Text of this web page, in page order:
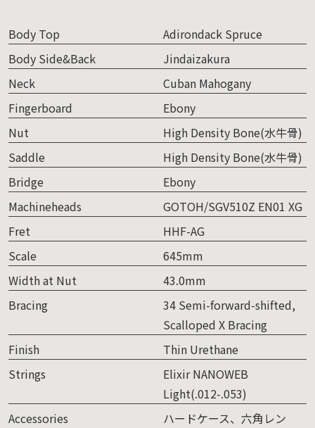
Body Top
Adirondack Spruce
Body Side&Back
Jindaizakura
Neck
Cuban Mahogany
Fingerboard
Ebony
Nut
High Density Bone(水牛骨)
Saddle
High Density Bone(水牛骨)
Bridge
Ebony
Machineheads
GOTOH/SGV510Z EN01 XG
Fret
HHF-AG
Scale
645mm
Width at Nut
43.0mm
Bracing
34 Semi-forward-shifted,
Scalloped X Bracing
Finish
Thin Urethane
Strings
Elixir NANOWEB
Light(.012-.053)
Accessories
ハードケース、六角レン